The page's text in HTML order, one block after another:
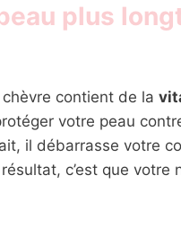
plus
contient de la
votre peau
il débarrasse votre
c’est que votre